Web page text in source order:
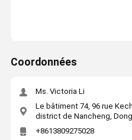
Coordonnées
Ms. Victoria Li
Le bâtiment 74, 96 rue
district de Nancheng,
+8613809275028